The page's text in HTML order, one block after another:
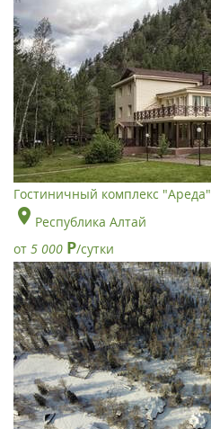
Гостиничный комплекс "Ареда"
Республика Алтай
от 5 000 Р/сутки